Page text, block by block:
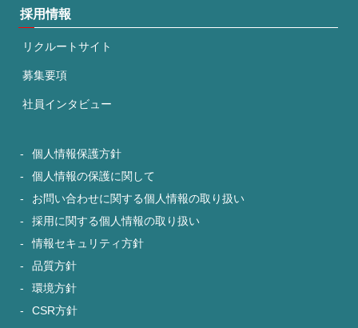
採用情報
リクルートサイト
募集要項
社員インタビュー
個人情報保護方針
個人情報の保護に関して
お問い合わせに関する個人情報の取り扱い
採用に関する個人情報の取り扱い
情報セキュリティ方針
品質方針
環境方針
CSR方針